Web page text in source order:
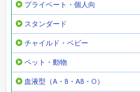
プライベート・個人向
スタンダード
チャイルド・ベビー
ペット・動物
血液型（A・B・AB・O）